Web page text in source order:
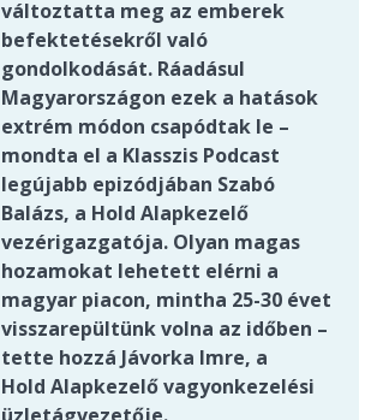
változtatta meg az emberek
befektetésekről való
gondolkodását. Ráadásul
Magyarországon ezek a hatások
extrém módon csapódtak le –
mondta el a Klasszis Podcast
legújabb epizódjában Szabó
Balázs, a Hold Alapkezelő
vezérigazgatója. Olyan magas
hozamokat lehetett elérni a
magyar piacon, mintha 25-30 évet
visszarepültünk volna az időben –
tette hozzá Jávorka Imre, a
Hold Alapkezelő vagyonkezelési